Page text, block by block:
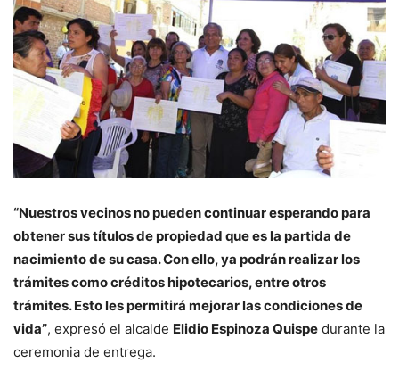
“Nuestros vecinos no pueden continuar esperando para
obtener sus títulos de propiedad que es la partida de
nacimiento de su casa. Con ello, ya podrán realizar los
trámites como créditos hipotecarios, entre otros
trámites. Esto les permitirá mejorar las condiciones de
vida”, expresó el alcalde Elidio Espinoza Quispe durante la
ceremonia de entrega.